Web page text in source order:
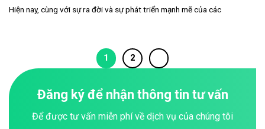
Hiện nay, cùng với sự ra đời và sự phát triển mạnh mẽ của các
1 2
Đăng ký để nhận thông tin tư vấn
Để được tư vấn miễn phí về dịch vụ của chúng tôi